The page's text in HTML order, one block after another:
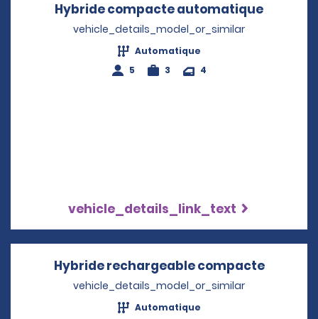
Hybride compacte automatique
vehicle_details_model_or_similar
Automatique
5
3 4
vehicle_details_link_text
Hybride rechargeable compacteOpens
vehicle_details_model_or_similar
Automatique